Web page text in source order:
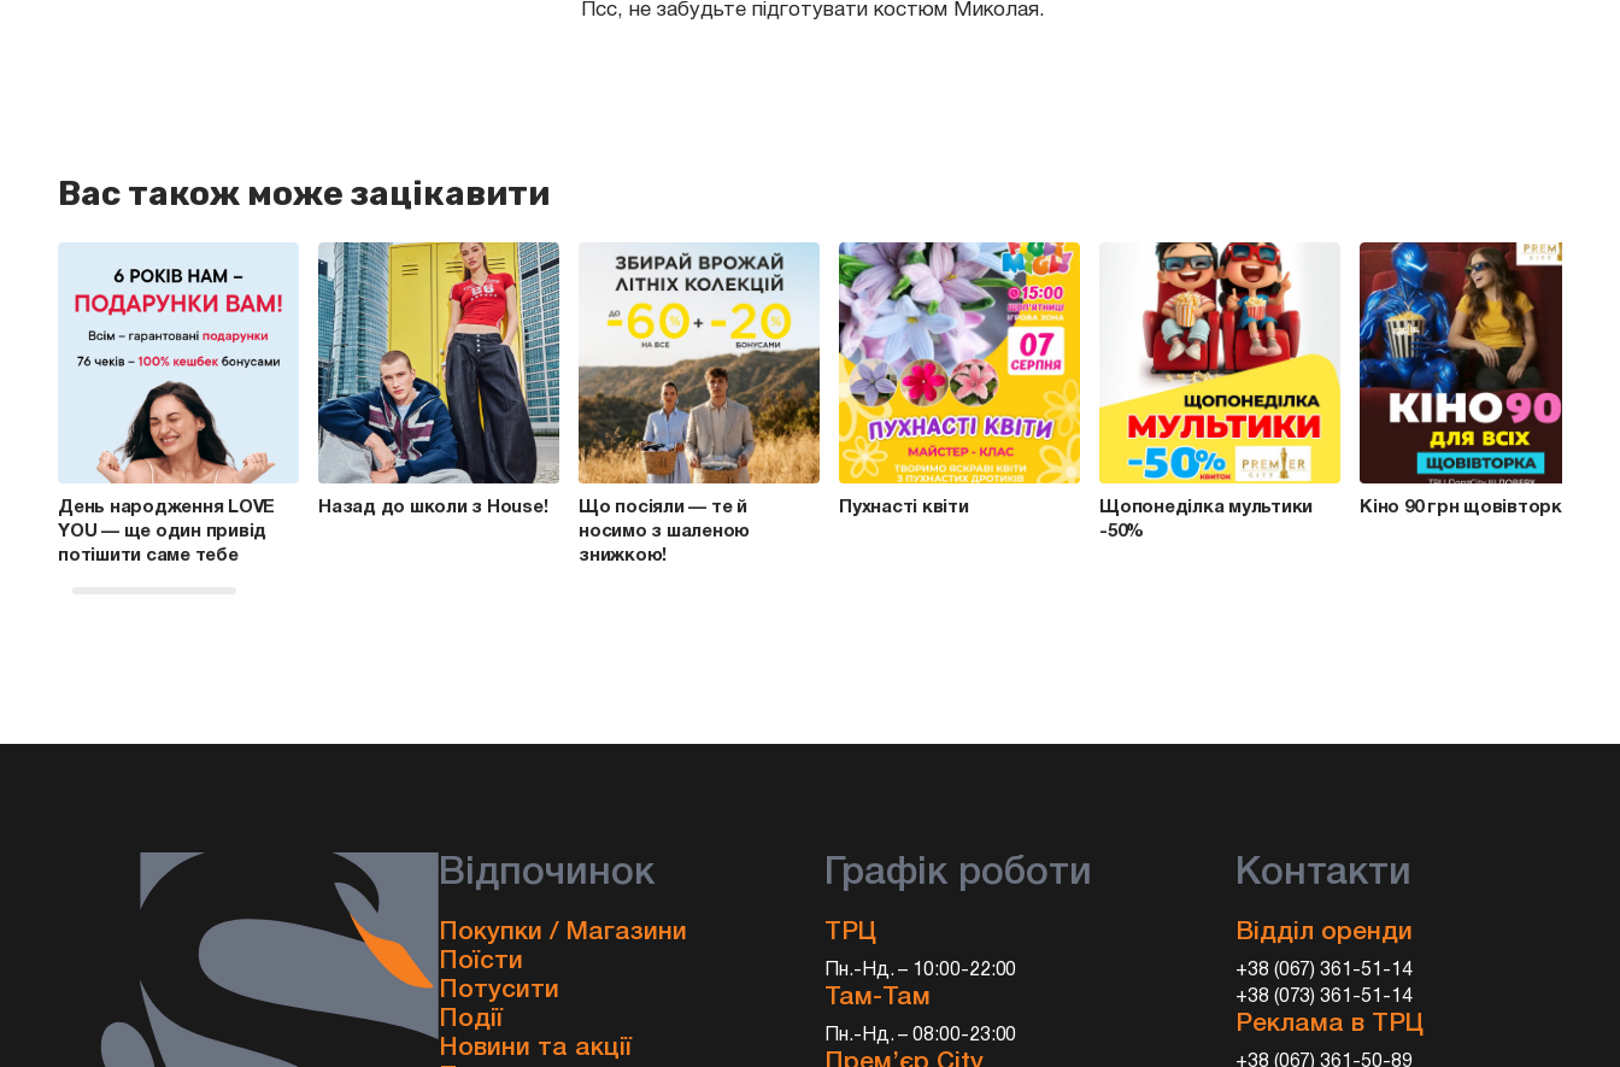
Псс, не забудьте підготувати костюм Миколая.
Вас також може зацікавити
День народження LOVE
YOU — ще один привід
потішити саме тебе
Назад до школи з House!
Що посіяли — те й
носимо з шаленою
знижкою!
Пухнасті квіти
Щопонеділка мультики
-50%
Кіно 90 грн щовівторка
Відпочинок
Покупки / Магазини
Поїсти
Потусити
Події
Новини та акції
Графік роботи
ТРЦ
Пн.-Нд. – 10:00-22:00
Там-Там
Пн.-Нд. – 08:00-23:00
Контакти
Відділ оренди
+38 (067) 361-51-14
+38 (073) 361-51-14
Реклама в ТРЦ
+38 (067) 361-50-89